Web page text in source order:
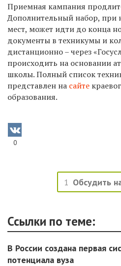
Приемная кампания
Дополнительный набор, при
мест, может идти до конца
документы в техникумы и
дистанционно – через
происходить на основании
школы. Полный список
представлен на сайте
образования.
0
1 Обсудить
Ссылки по теме:
В России создана первая
потенциала вуза